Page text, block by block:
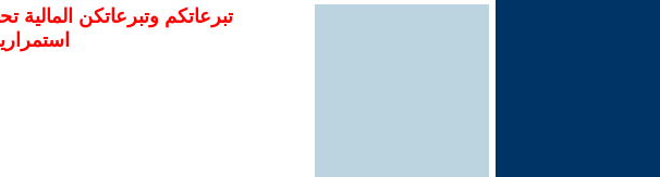
تبرعاتكم وتبرعاتكن